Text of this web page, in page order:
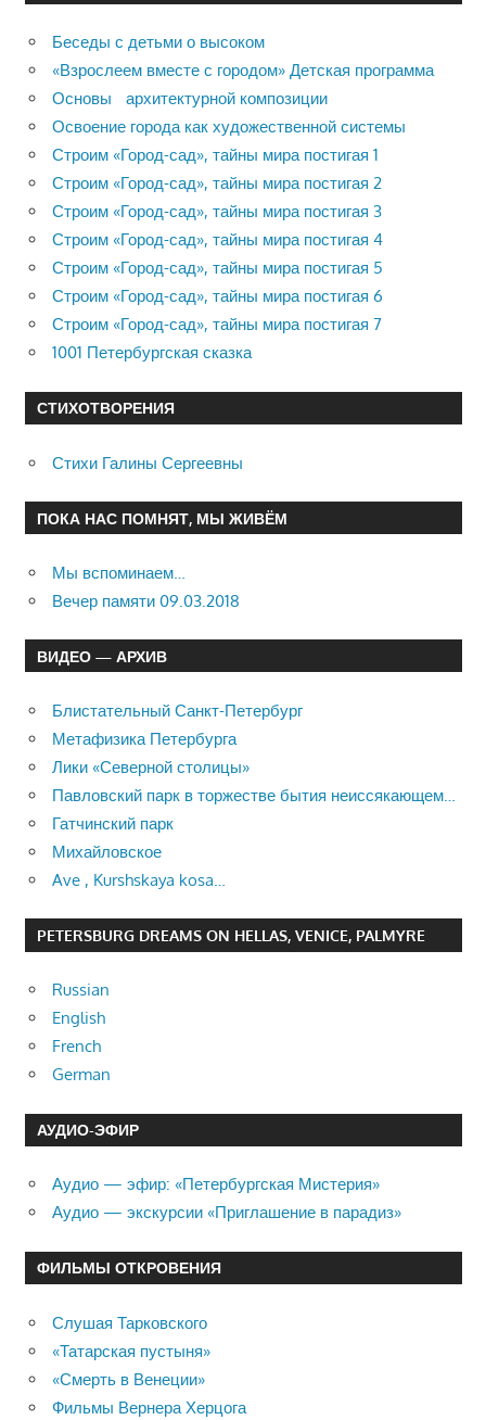
Беседы с детьми о высоком
«Взрослеем вместе с городом» Детская программа
Основы архитектурной композиции
Освоение города как художественной системы
Строим «Город-сад», тайны мира постигая 1
Строим «Город-сад», тайны мира постигая 2
Строим «Город-сад», тайны мира постигая 3
Строим «Город-сад», тайны мира постигая 4
Строим «Город-сад», тайны мира постигая 5
Строим «Город-сад», тайны мира постигая 6
Строим «Город-сад», тайны мира постигая 7
1001 Петербургская сказка
СТИХОТВОРЕНИЯ
Стихи Галины Сергеевны
ПОКА НАС ПОМНЯТ, МЫ ЖИВЁМ
Мы вспоминаем…
Вечер памяти 09.03.2018
ВИДЕО — АРХИВ
Блистательный Санкт-Петербург
Метафизика Петербурга
Лики «Северной столицы»
Павловский парк в торжестве бытия неиссякающем…
Гатчинский парк
Михайловское
Ave , Kurshskaya kosa…
PETERSBURG DREAMS ON HELLAS, VENICE, PALMYRE
Russian
English
French
German
АУДИО-ЭФИР
Аудио — эфир: «Петербургская Мистерия»
Аудио — экскурсии «Приглашение в парадиз»
ФИЛЬМЫ ОТКРОВЕНИЯ
Слушая Тарковского
«Татарская пустыня»
«Смерть в Венеции»
Фильмы Вернера Херцога